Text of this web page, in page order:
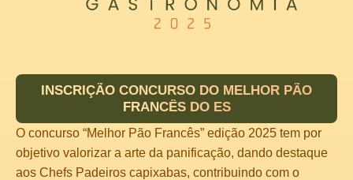
INSCRIÇÃO CONCURSO DO MELHOR PÃO
FRANCÊS DO ES
O concurso “Melhor Pão Francês” edição 2025 tem por
objetivo valorizar a arte da panificação, dando destaque
aos Chefs Padeiros capixabas, contribuindo com o